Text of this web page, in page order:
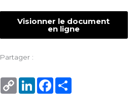
Visionner le document
en ligne
Partager :
Copy
Link
LinkedInFacebook
Share